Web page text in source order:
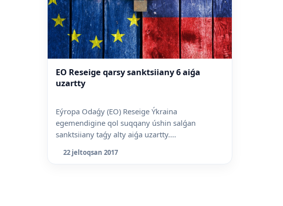
EO Reseige qarsy sanktsiiany 6 aiǵa
uzartty
Eýropa Odaǵy (EO) Reseige Ýkraina
egemendigine qol suqqany úshin salǵan
sanktsiiany taǵy alty aiǵa uzartty....
22 jeltoqsan 2017